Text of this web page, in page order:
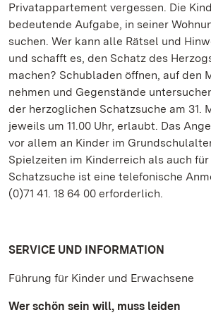
Privatappartement vergessen. Die
bedeutende Aufgabe, in seiner
suchen. Wer kann alle Rätsel und
und schafft es, den Schatz des
machen? Schubladen öffnen, auf den
nehmen und Gegenstände
der herzoglichen Schatzsuche am 31.
jeweils um 11.00 Uhr, erlaubt. Das
vor allem an Kinder im
Spielzeiten im Kinderreich als auch
Schatzsuche ist eine telefonische
(0)71 41. 18 64 00 erforderlich.
SERVICE UND INFORMATION
Führung für Kinder und Erwachsene
Wer schön sein will, muss leiden